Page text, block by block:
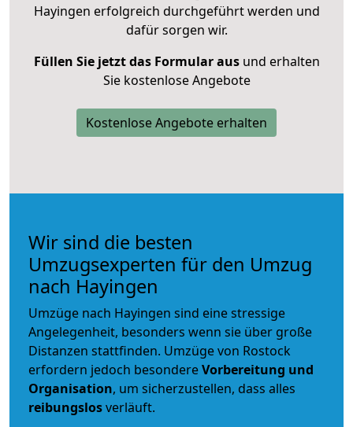
Hayingen erfolgreich durchgeführt werden und
dafür sorgen wir.
Füllen Sie jetzt das Formular ausund erhalten
Sie kostenlose Angebote
Kostenlose Angebote erhalten
Wir sind die besten
Umzugsexperten für den Umzug
nach Hayingen
Umzüge nach Hayingen sind eine stressige
Angelegenheit, besonders wenn sie über große
Distanzen stattfinden. Umzüge von Rostock
erfordern jedoch besondereVorbereitung und
Organisation, um sicherzustellen, dass alles
reibungslosverläuft.